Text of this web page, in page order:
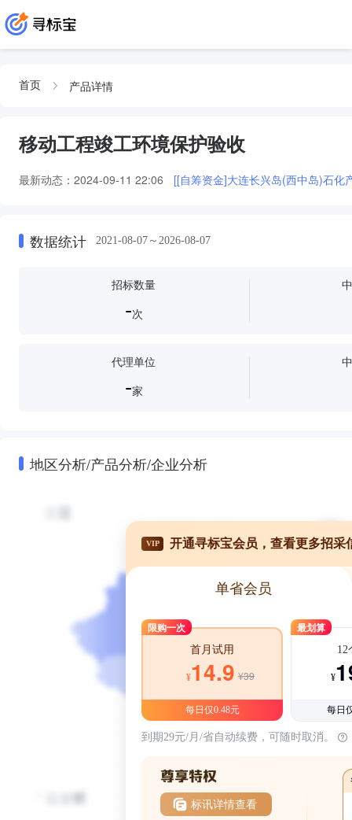
首页 产品详情
移动工程竣工环境保护验收
最新动态： 2024-09-11 22:06 [[自筹资金]大连长兴岛(西中岛)石
数据统计 2021-08-07～2026-08-07
招标数量
-次
代理单位
-家
地区分析/产品分析/企业分析
VIP 开通寻标宝会员，查看更多招采
单省会员
限购一次
首月试用
¥14.9 ¥39
每日仅0.48元
最划算
12
¥
每日
到期29元/月/省自动续费，可随时取消。
标讯详情查看